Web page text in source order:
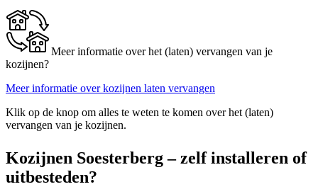
Meer informatie over het (laten) vervangen van je
kozijnen?
Meer informatie over kozijnen laten vervangen
Klik op de knop om alles te weten te komen over het (laten)
vervangen van je kozijnen.
Kozijnen Soesterberg – zelf installeren of
uitbesteden?